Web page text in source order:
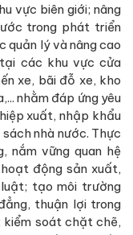
vực biên giới; nâng
trong phát triển
quản lý và nâng cao
các khu vực cửa
xe, bãi đỗ xe, kho
nhằm đáp ứng yêu
xuất, nhập khẩu
nhà nước. Thực
nắm vững quan hệ
động sản xuất,
tạo môi trường
thuận lợi trong
kiểm soát chặt chẽ,